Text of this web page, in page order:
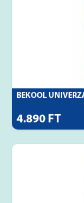
BEKOOL
4.890 FT